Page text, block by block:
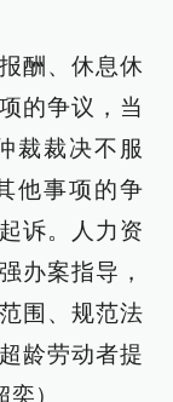
酬、休息休
的争议，当
裁裁决不服
他事项的争
诉。人力资
办案指导，
围、规范法
龄劳动者提
）